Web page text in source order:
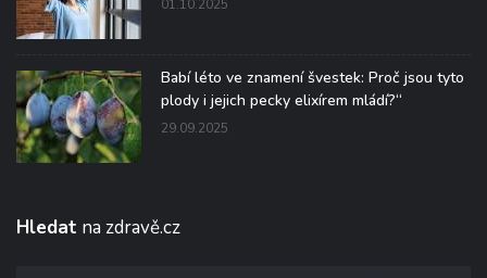
01.10.2025
Babí léto ve znamení švestek: Proč jsou tyto
plody i jejich pecky elixírem mládí?“
29.09.2025
Hledat na zdravě.cz